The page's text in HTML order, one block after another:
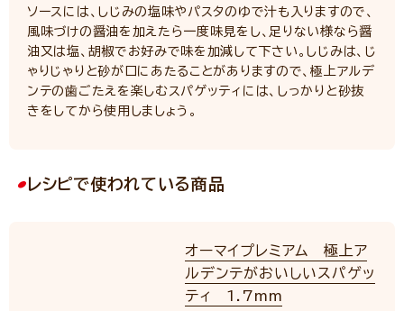
ソースには、しじみの塩味やパスタのゆで汁も入りますので、
風味づけの醤油を加えたら一度味見をし、足りない様なら醤
油又は塩、胡椒でお好みで味を加減して下さい。しじみは、じ
ゃりじゃりと砂が口にあたることがありますので、極上アルデ
ンテの歯ごたえを楽しむスパゲッティには、しっかりと砂抜
きをしてから使用しましょう。
レシピで使われている商品
オーマイプレミアム 極上ア
ルデンテがおいしいスパゲッ
ティ 1.7mm